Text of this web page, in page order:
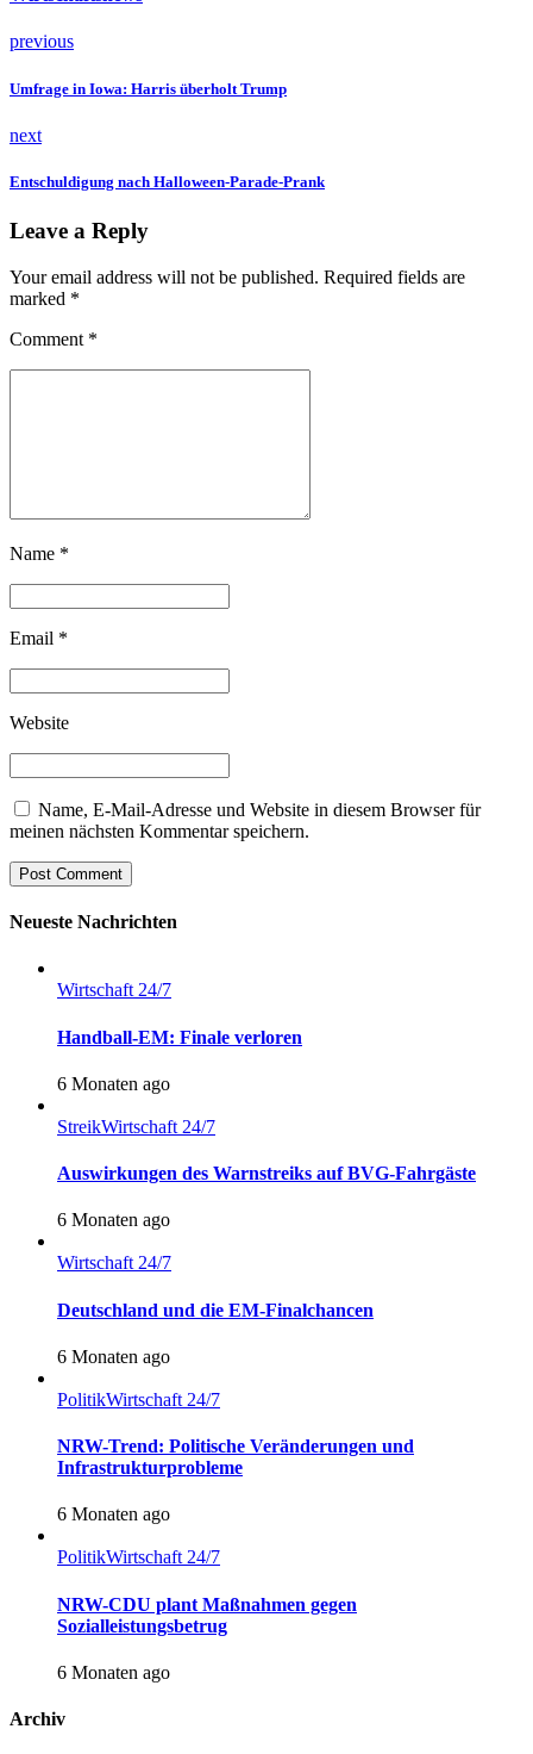
previous
Umfrage in Iowa: Harris überholt Trump
next
Entschuldigung nach Halloween-Parade-Prank
Leave a Reply
Your email address will not be published. Required fields are
marked *
Comment *
Name *
Email *
Website
Name, E-Mail-Adresse und Website in diesem Browser für
meinen nächsten Kommentar speichern.
Post Comment
Neueste Nachrichten
Wirtschaft 24/7
Handball-EM: Finale verloren
6 Monaten ago
StreikWirtschaft 24/7
Auswirkungen des Warnstreiks auf BVG-Fahrgäste
6 Monaten ago
Wirtschaft 24/7
Deutschland und die EM-Finalchancen
6 Monaten ago
PolitikWirtschaft 24/7
NRW-Trend: Politische Veränderungen und
Infrastrukturprobleme
6 Monaten ago
PolitikWirtschaft 24/7
NRW-CDU plant Maßnahmen gegen
Sozialleistungsbetrug
6 Monaten ago
Archiv